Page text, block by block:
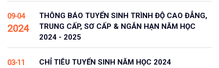
09-04
2024
THÔNG BÁO TUYỂN SINH TRÌNH ĐỘ CAO ĐẲNG,
TRUNG CẤP, SƠ CẤP & NGẮN HẠN NĂM HỌC
2024 - 2025
03-11 CHỈ TIÊU TUYỂN SINH NĂM HỌC 2024